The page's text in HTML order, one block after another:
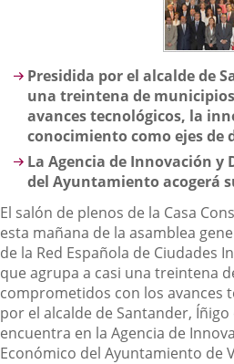
Descripción
Presidida por el alcalde de
una treintena de
avances tecnológicos, la
conocimiento como ejes de
La Agencia de Innovación y
del Ayuntamiento acogerá
El salón de plenos de la Casa
esta mañana de la asamblea
de la Red Española de Ciudades
que agrupa a casi una treintena
comprometidos con los avances
por el alcalde de Santander, Íñigo
encuentra en la Agencia de
Económico del Ayuntamiento de